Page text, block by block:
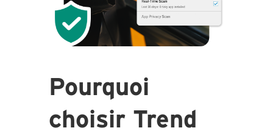
Pourquoi
choisir Trend